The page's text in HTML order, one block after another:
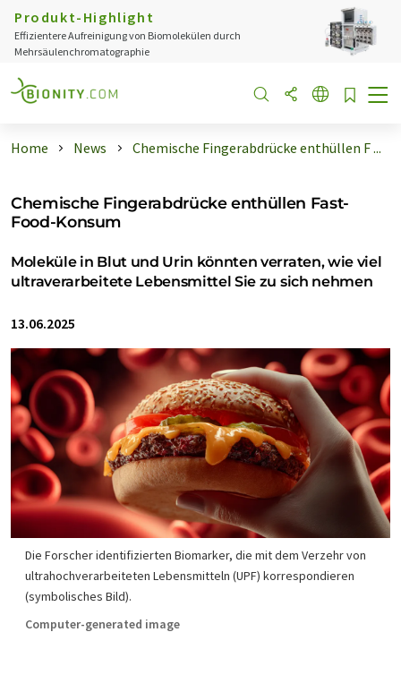
Produkt-Highlight
Effizientere Aufreinigung von Biomolekülen durch
Mehrsäulenchromatographie
Home News Chemische Fingerabdrücke enthüllen F ...
Chemische Fingerabdrücke enthüllen Fast-
Food-Konsum
Moleküle in Blut und Urin könnten verraten, wie viel
ultraverarbeitete Lebensmittel Sie zu sich nehmen
13.06.2025
Die Forscher identifizierten Biomarker, die mit dem Verzehr von
ultrahochverarbeiteten Lebensmitteln (UPF) korrespondieren
(symbolisches Bild).
Computer-generated image